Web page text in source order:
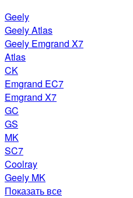
Geely
Geely Atlas
Geely Emgrand X7
Atlas
CK
Emgrand EC7
Emgrand X7
GC
GS
MK
SC7
Coolray
Geely MK
Показать все